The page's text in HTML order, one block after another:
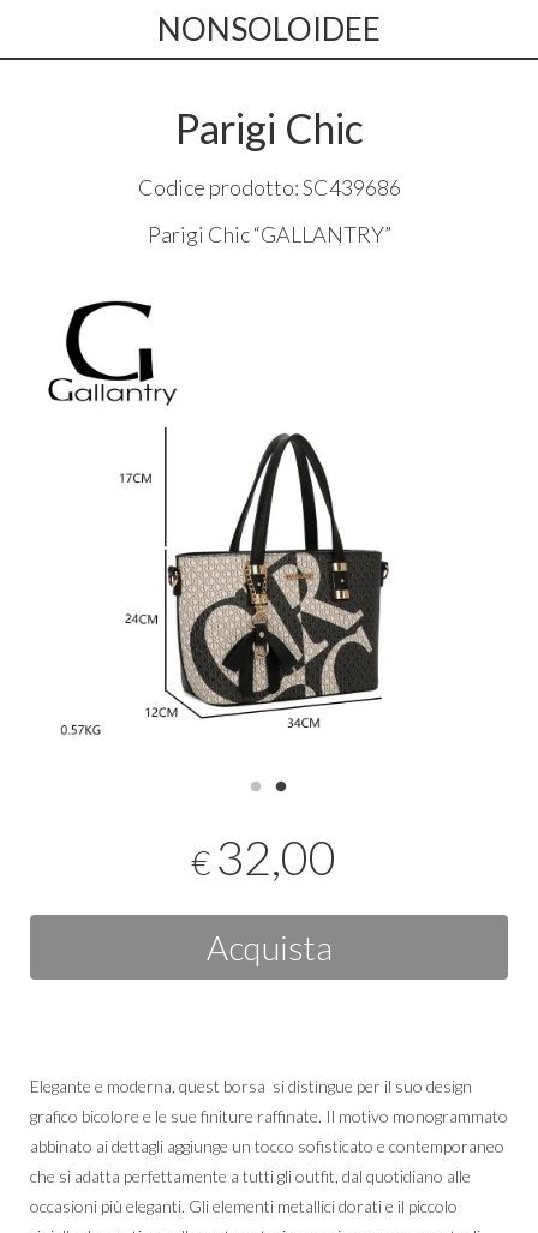
NONSOLOIDEE
Parigi Chic
Codice prodotto: SC439686
Parigi Chic “GALLANTRY”
€ 32,00
Acquista
Elegante e moderna, quest borsa si distingue per il suo design
grafico bicolore e le sue finiture raffinate. Il motivo monogrammato
abbinato ai dettagli aggiunge un tocco sofisticato e contemporaneo
che si adatta perfettamente a tutti gli outfit, dal quotidiano alle
occasioni più eleganti. Gli elementi metallici dorati e il piccolo